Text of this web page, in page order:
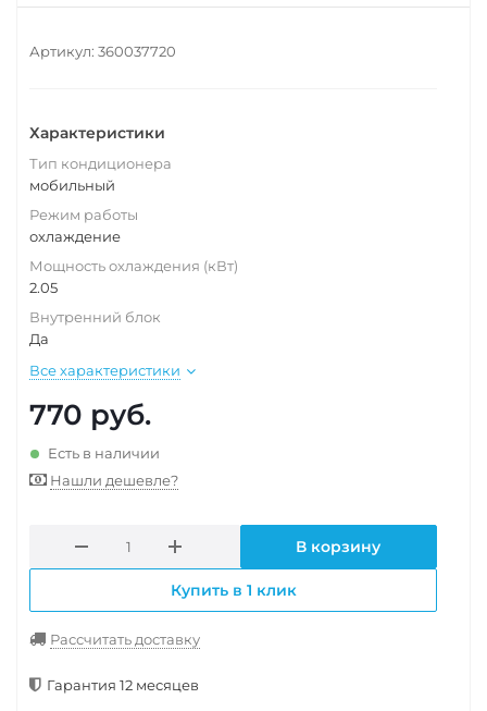
Артикул: 360037720
Характеристики
Тип кондиционера
мобильный
Режим работы
охлаждение
Мощность охлаждения (кВт)
2.05
Внутренний блок
Да
Все характеристики
770 руб.
Есть в наличии
Нашли дешевле?
В корзину
Купить в 1 клик
Рассчитать доставку
Гарантия 12 месяцев